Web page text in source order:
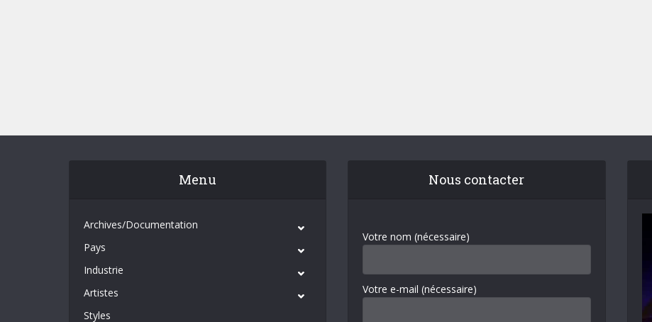
Menu
Archives/Documentation
Pays
Industrie
Artistes
Styles
Nous contacter
Votre nom (nécessaire)
Votre e-mail (nécessaire)